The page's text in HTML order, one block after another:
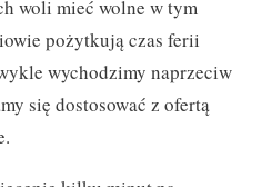
woli mieć wolne w tym
pożytkują czas ferii
wychodzimy naprzeciw
się dostosować z ofertą